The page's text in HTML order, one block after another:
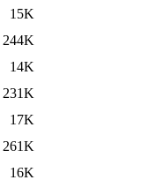
15K
244K
14K
231K
17K
261K
16K